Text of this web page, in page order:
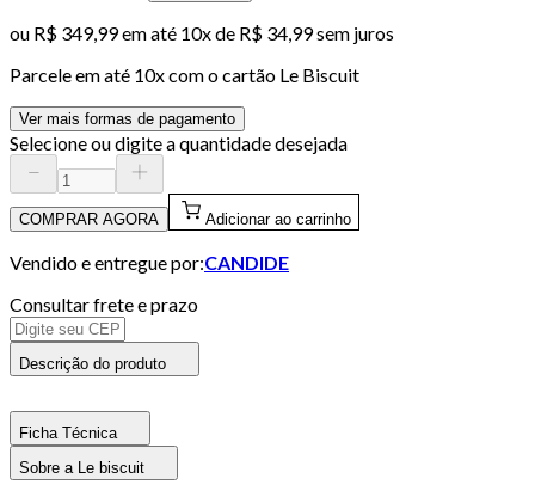
ou R$ 349,99em até 10x de R$ 34,99 sem juros
Parcele em até 10x com o cartão Le Biscuit
Ver mais formas de pagamento
Selecione ou digite a quantidade desejada
COMPRAR AGORA Adicionar ao carrinho
Vendido e entregue por:CANDIDE
Consultar frete e prazo
Descrição do produto
Ficha Técnica
Sobre a Le biscuit